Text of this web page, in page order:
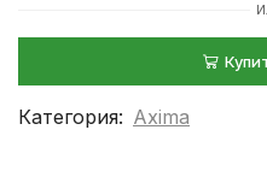
Категория: Axima